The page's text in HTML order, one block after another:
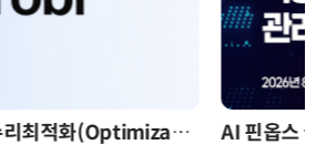
: 폭증하는 AI 토큰 비용 관리 전략